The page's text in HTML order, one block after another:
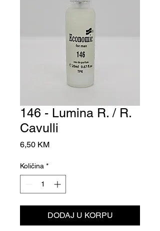
146 - Lumina R. / R.
Cavulli
6,50 KMCijena
Količina *
DODAJ U KORPU